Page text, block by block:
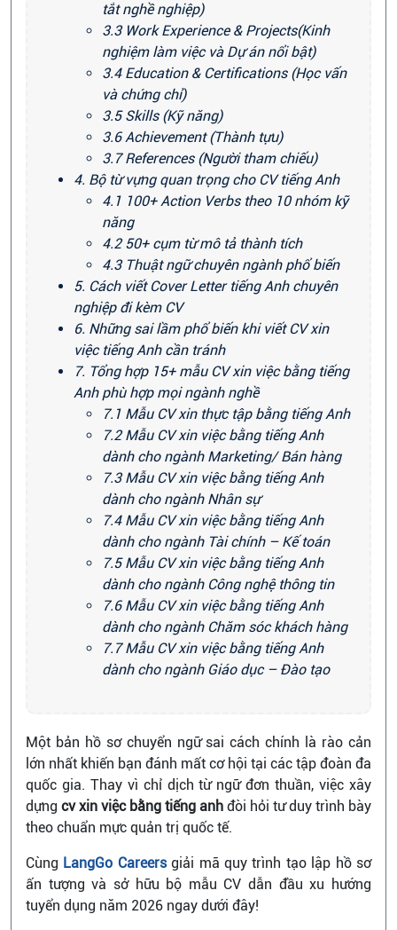
tắt nghề nghiệp)
3.3 Work Experience & Projects(Kinh
nghiệm làm việc và Dự án nổi bật)
3.4 Education & Certifications (Học vấn
và chứng chỉ)
3.5 Skills (Kỹ năng)
3.6 Achievement (Thành tựu)
3.7 References (Người tham chiếu)
4. Bộ từ vựng quan trọng cho CV tiếng Anh
4.1 100+ Action Verbs theo 10 nhóm kỹ
năng
4.2 50+ cụm từ mô tả thành tích
4.3 Thuật ngữ chuyên ngành phổ biến
5. Cách viết Cover Letter tiếng Anh chuyên
nghiệp đi kèm CV
6. Những sai lầm phổ biến khi viết CV xin
việc tiếng Anh cần tránh
7. Tổng hợp 15+ mẫu CV xin việc bằng tiếng
Anh phù hợp mọi ngành nghề
7.1 Mẫu CV xin thực tập bằng tiếng Anh
7.2 Mẫu CV xin việc bằng tiếng Anh
dành cho ngành Marketing/ Bán hàng
7.3 Mẫu CV xin việc bằng tiếng Anh
dành cho ngành Nhân sự
7.4 Mẫu CV xin việc bằng tiếng Anh
dành cho ngành Tài chính – Kế toán
7.5 Mẫu CV xin việc bằng tiếng Anh
dành cho ngành Công nghệ thông tin
7.6 Mẫu CV xin việc bằng tiếng Anh
dành cho ngành Chăm sóc khách hàng
7.7 Mẫu CV xin việc bằng tiếng Anh
dành cho ngành Giáo dục – Đào tạo
Một bản hồ sơ chuyển ngữ sai cách chính là rào cản
lớn nhất khiến bạn đánh mất cơ hội tại các tập đoàn đa
quốc gia. Thay vì chỉ dịch từ ngữ đơn thuần, việc xây
dựng cv xin việc bằng tiếng anh đòi hỏi tư duy trình bày
theo chuẩn mực quản trị quốc tế.
Cùng LangGo Careersgiải mã quy trình tạo lập hồ sơ
ấn tượng và sở hữu bộ mẫu CV dẫn đầu xu hướng
tuyển dụng năm 2026 ngay dưới đây!